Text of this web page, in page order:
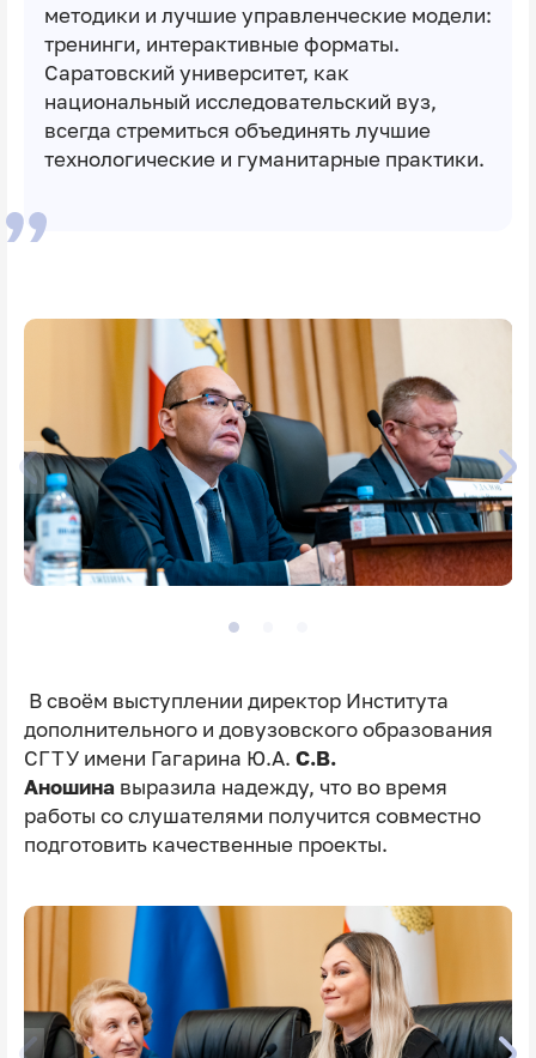
методики и лучшие управленческие модели:
тренинги, интерактивные форматы.
Саратовский университет, как
национальный исследовательский вуз,
всегда стремиться объединять лучшие
технологические и гуманитарные практики.
В своём выступлении директор Института
дополнительного и довузовского образования
СГТУ имени Гагарина Ю.А. С.В.
Аношина выразила надежду, что во время
работы со слушателями получится совместно
подготовить качественные проекты.